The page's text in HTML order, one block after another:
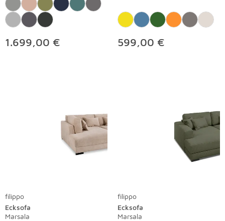
1.699,00 € 599,00 €
filippo
Ecksofa
Marsala
filippo
Ecksofa
Marsala